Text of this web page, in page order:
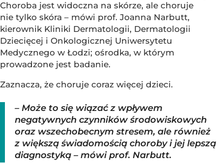
Choroba jest widoczna na skórze, ale choruje
nie tylko skóra – mówi prof. Joanna Narbutt,
kierownik Kliniki Dermatologii, Dermatologii
Dziecięcej i Onkologicznej Uniwersytetu
Medycznego w Łodzi; ośrodka, w którym
prowadzone jest badanie.
Zaznacza, że choruje coraz więcej dzieci.
– Może to się wiązać z wpływem
negatywnych czynników środowiskowych
oraz wszechobecnym stresem, ale również
z większą świadomością choroby i jej lepszą
diagnostyką – mówi prof. Narbutt.